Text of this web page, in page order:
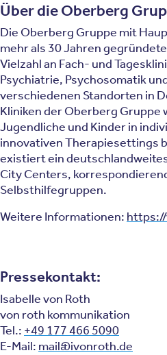
Über die Oberberg
Die Oberberg Gruppe mit
mehr als 30 Jahren
Vielzahl an Fach- und
Psychiatrie, Psychosomatik
verschiedenen Standorten in
Kliniken der Oberberg Gruppe
Jugendliche und Kinder in
innovativen Therapiesettings
existiert ein
City Centers,
Selbsthilfegruppen.
Weitere Informationen:
Pressekontakt:
Isabelle von Roth
von roth kommunikation
Tel.: +49 177 466 5090
E-Mail: mail@ivonroth.de